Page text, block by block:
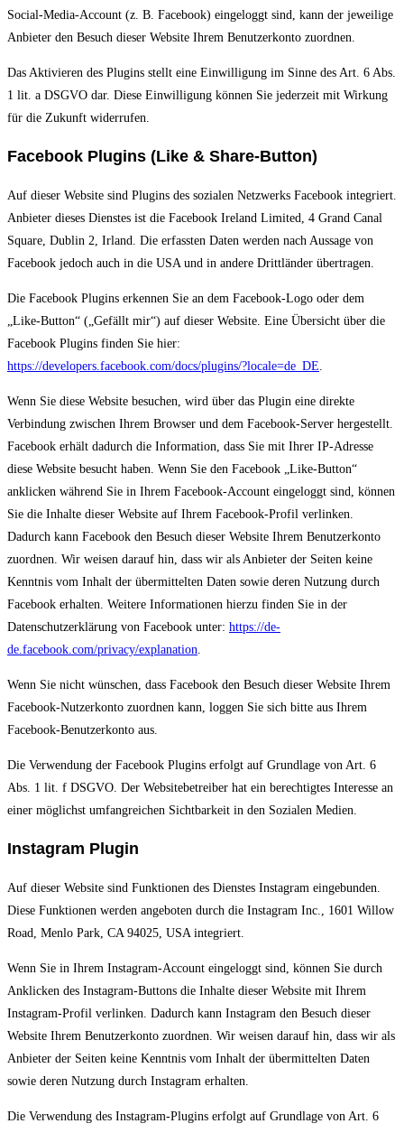
Social-Media-Account (z. B. Facebook) eingeloggt sind, kann der jeweilige
Anbieter den Besuch dieser Website Ihrem Benutzerkonto zuordnen.
Das Aktivieren des Plugins stellt eine Einwilligung im Sinne des Art. 6 Abs.
1 lit. a DSGVO dar. Diese Einwilligung können Sie jederzeit mit Wirkung
für die Zukunft widerrufen.
Facebook Plugins (Like & Share-Button)
Auf dieser Website sind Plugins des sozialen Netzwerks Facebook integriert.
Anbieter dieses Dienstes ist die Facebook Ireland Limited, 4 Grand Canal
Square, Dublin 2, Irland. Die erfassten Daten werden nach Aussage von
Facebook jedoch auch in die USA und in andere Drittländer übertragen.
Die Facebook Plugins erkennen Sie an dem Facebook-Logo oder dem
„Like-Button“ („Gefällt mir“) auf dieser Website. Eine Übersicht über die
Facebook Plugins finden Sie hier:
https://developers.facebook.com/docs/plugins/?locale=de_DE.
Wenn Sie diese Website besuchen, wird über das Plugin eine direkte
Verbindung zwischen Ihrem Browser und dem Facebook-Server hergestellt.
Facebook erhält dadurch die Information, dass Sie mit Ihrer IP-Adresse
diese Website besucht haben. Wenn Sie den Facebook „Like-Button“
anklicken während Sie in Ihrem Facebook-Account eingeloggt sind, können
Sie die Inhalte dieser Website auf Ihrem Facebook-Profil verlinken.
Dadurch kann Facebook den Besuch dieser Website Ihrem Benutzerkonto
zuordnen. Wir weisen darauf hin, dass wir als Anbieter der Seiten keine
Kenntnis vom Inhalt der übermittelten Daten sowie deren Nutzung durch
Facebook erhalten. Weitere Informationen hierzu finden Sie in der
Datenschutzerklärung von Facebook unter: https://de-
de.facebook.com/privacy/explanation.
Wenn Sie nicht wünschen, dass Facebook den Besuch dieser Website Ihrem
Facebook-Nutzerkonto zuordnen kann, loggen Sie sich bitte aus Ihrem
Facebook-Benutzerkonto aus.
Die Verwendung der Facebook Plugins erfolgt auf Grundlage von Art. 6
Abs. 1 lit. f DSGVO. Der Websitebetreiber hat ein berechtigtes Interesse an
einer möglichst umfangreichen Sichtbarkeit in den Sozialen Medien.
Instagram Plugin
Auf dieser Website sind Funktionen des Dienstes Instagram eingebunden.
Diese Funktionen werden angeboten durch die Instagram Inc., 1601 Willow
Road, Menlo Park, CA 94025, USA integriert.
Wenn Sie in Ihrem Instagram-Account eingeloggt sind, können Sie durch
Anklicken des Instagram-Buttons die Inhalte dieser Website mit Ihrem
Instagram-Profil verlinken. Dadurch kann Instagram den Besuch dieser
Website Ihrem Benutzerkonto zuordnen. Wir weisen darauf hin, dass wir als
Anbieter der Seiten keine Kenntnis vom Inhalt der übermittelten Daten
sowie deren Nutzung durch Instagram erhalten.
Die Verwendung des Instagram-Plugins erfolgt auf Grundlage von Art. 6